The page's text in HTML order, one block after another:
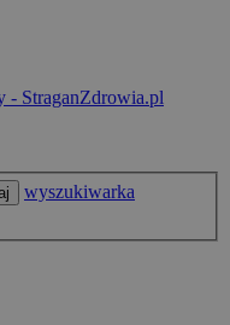
wyszukiwarka